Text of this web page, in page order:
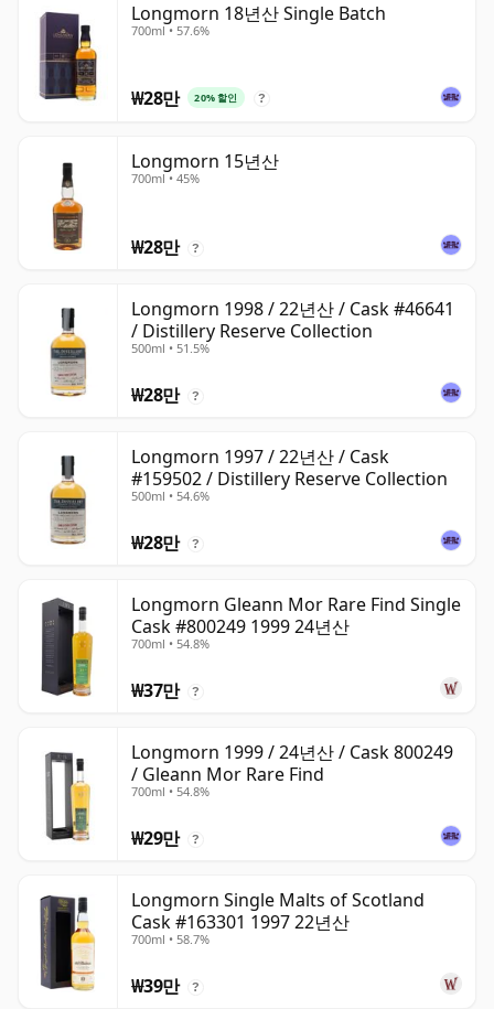
Longmorn 18년산 Single Batch
700ml • 57.6%
₩28만 20% 할인 ?
Longmorn 15년산
700ml • 45%
₩28만 ?
Longmorn 1998 / 22년산 / Cask #46641
/ Distillery Reserve Collection
500ml • 51.5%
₩28만 ?
Longmorn 1997 / 22년산 / Cask
#159502 / Distillery Reserve Collection
500ml • 54.6%
₩28만 ?
Longmorn Gleann Mor Rare Find Single
Cask #800249 1999 24년산
700ml • 54.8%
₩37만 ?
Longmorn 1999 / 24년산 / Cask 800249
/ Gleann Mor Rare Find
700ml • 54.8%
₩29만 ?
Longmorn Single Malts of Scotland
Cask #163301 1997 22년산
700ml • 58.7%
₩39만 ?